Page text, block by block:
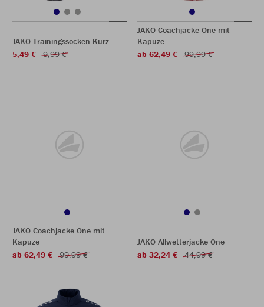
JAKO Trainingssocken Kurz
5,49 €
9,99 €
JAKO Coachjacke One mit
Kapuze
ab 62,49 €
99,99 €
JAKO Coachjacke One mit
Kapuze
ab 62,49 €
99,99 €
JAKO Allwetterjacke One
ab 32,24 €
44,99 €